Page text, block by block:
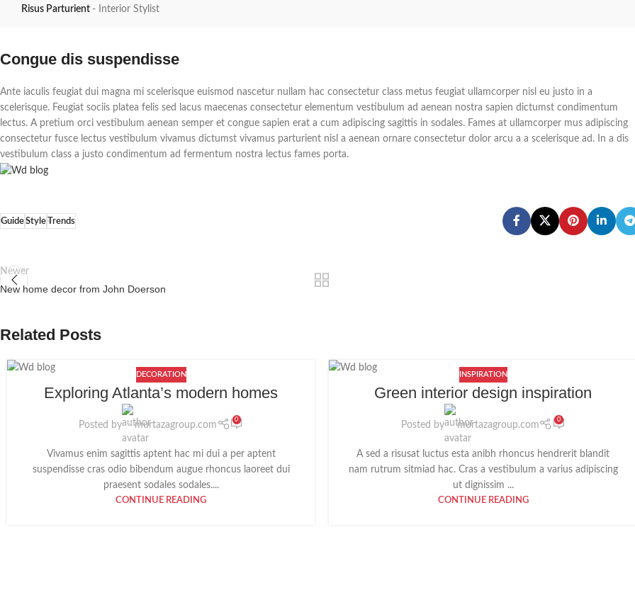
Risus Parturient Interior Stylist
Congue dis suspendisse
Ante iaculis feugiat dui magna mi scelerisque euismod nascetur nullam hac consectetur class metus feugiat ullamcorper nisl eu justo in a
scelerisque. Feugiat sociis platea felis sed lacus maecenas consectetur elementum vestibulum ad aenean nostra sapien dictumst condimentum
lectus. A pretium orci vestibulum aenean semper et congue sapien erat a cum adipiscing sagittis in sodales. Fames at ullamcorper mus adipiscing
consectetur fusce lectus vestibulum vivamus dictumst vivamus parturient nisl a aenean ornare consectetur dolor arcu a a scelerisque ad. In a dis
vestibulum class a justo condimentum ad fermentum nostra lectus fames porta.
GuideStyleTrends
Newer
New home decor from John Doerson
Related Posts
DECORATION
Exploring Atlanta’s modern homes
Posted by murtazagroup.com
0
Vivamus enim sagittis aptent hac mi dui a per aptent
suspendisse cras odio bibendum augue rhoncus laoreet dui
praesent sodales sodales....
CONTINUE READING
INSPIRATION
Green interior design inspiration
Posted by murtazagroup.com
0
A sed a risusat luctus esta anibh rhoncus hendrerit blandit
nam rutrum sitmiad hac. Cras a vestibulum a varius adipiscing
ut dignissim ...
CONTINUE READING